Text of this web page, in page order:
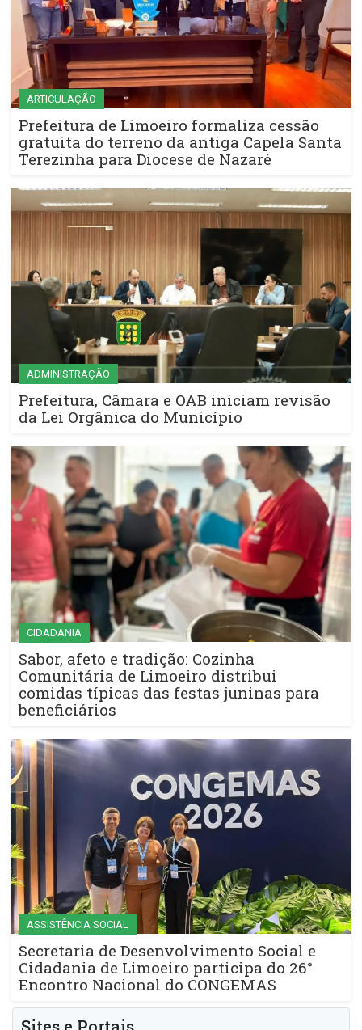
ARTICULAÇÃO
Prefeitura de Limoeiro formaliza cessão
gratuita do terreno da antiga Capela Santa
Terezinha para Diocese de Nazaré
ADMINISTRAÇÃO
Prefeitura, Câmara e OAB iniciam revisão
da Lei Orgânica do Município
CIDADANIA
Sabor, afeto e tradição: Cozinha
Comunitária de Limoeiro distribui
comidas típicas das festas juninas para
beneficiários
ASSISTÊNCIA SOCIAL
Secretaria de Desenvolvimento Social e
Cidadania de Limoeiro participa do 26°
Encontro Nacional do CONGEMAS
Sites e Portais